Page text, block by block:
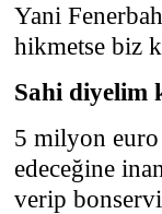
Yani
hikmetse biz
Sahi diyelim
5 milyon euro
edeceğine
verip